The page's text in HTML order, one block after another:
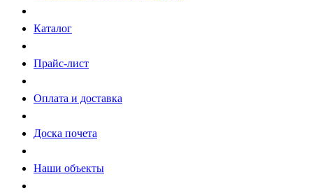
Каталог
Прайс-лист
Оплата и доставка
Доска почета
Наши объекты